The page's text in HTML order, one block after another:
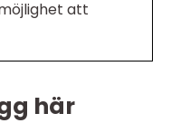
att
här